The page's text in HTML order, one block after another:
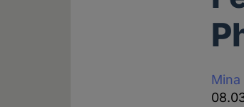
Mina